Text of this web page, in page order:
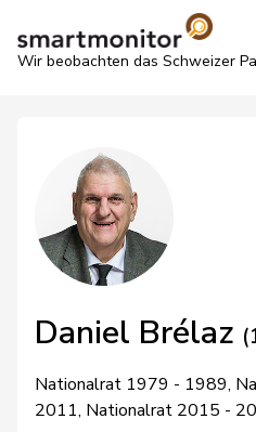
Wir beobachten das Schweizer
Daniel Brélaz
Nationalrat 1979 - 1989,
2011, Nationalrat 2015 -